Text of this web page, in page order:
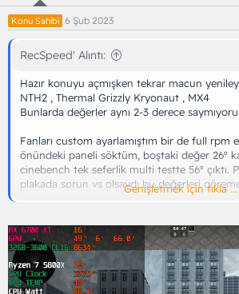
Konu Sahibi 6 Şub 2023
RecSpeed' Alıntı:
Hazır konuyu açmışken tekrar macun
NTH2 , Thermal Grizzly Kryonaut , MX4
Bunlarda değerler aynı 2-3 derece
Fanları custom ayarlamıştım bir de full rpm
önündeki paneli söktüm, boştaki değer 26º
cinebench tek seferlik multi testte 56º çıktı.
plakada sorun vs olsaydı bu değerleri
Montajı şu şekilde yaptım üste sığmadığı
soğutucuya temas ediyor hatta Belki ekran
ısıtıyor diye düşündüm, Ekran kartı 30º
ama yine değişen birşey olmamıştı.
Genişletmek için tıkla ...